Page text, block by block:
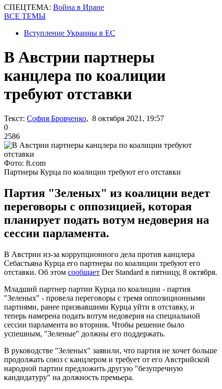
СПЕЦТЕМА: Война в Иране
ВСЕ ТЕМЫ
Вступление Украины в ЕС
В Австрии партнеры
канцлера по коалиции
требуют отставки
Текст: София Бровченко, 8 октября 2021, 19:57
0
2586
Фото: ft.com
Партнеры Курца по коалиции требуют его отставки
Партия "Зеленых" из коалиции ведет
переговоры с оппозицией, которая
планирует подать вотум недоверия на
сессии парламента.
В Австрии из-за коррупционного дела против канцлера
Себастьяна Курца его партнеры по коалиции требуют его
отставки. Об этом сообщает Der Standard в пятницу, 8 октября.
Младший партнер партии Курца по коалиции - партия
"Зеленых" - провела переговоры с тремя оппозиционными
партиями, ранее призвавшими Курца уйти в отставку, и
теперь намерена подать вотум недоверия на специальной
сессии парламента во вторник. Чтобы решение было
успешным, "Зеленые" должны его поддержать.
В руководстве "Зеленых" заявили, что партия не хочет больше
продолжать союз с канцлером и требует от его Австрийской
народной партии предложить другую "безупречную
кандидатуру" на должность премьера.